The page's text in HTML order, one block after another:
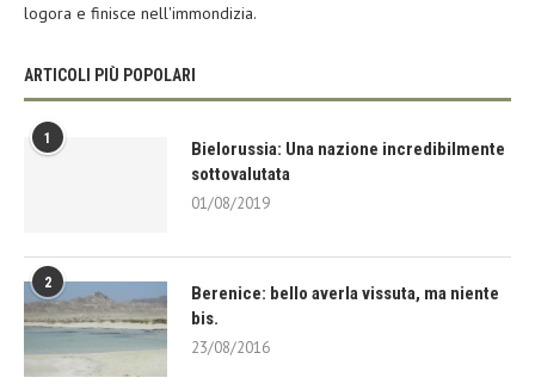
logora e finisce nell'immondizia.
ARTICOLI PIÙ POPOLARI
1
Bielorussia: Una nazione incredibilmente
sottovalutata
01/08/2019
2
Berenice: bello averla vissuta, ma niente
bis.
23/08/2016